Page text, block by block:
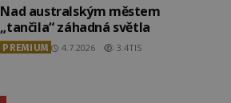
Nad australským městem
„tančila“ záhadná světla
PREMIUM 4.7.2026 3.4TIS